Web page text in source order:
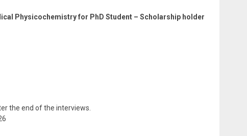
Physicochemistry for PhD Student – Scholarship holder
the end of the interviews.